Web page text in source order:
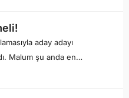
aday adayı
Malum şu anda en…